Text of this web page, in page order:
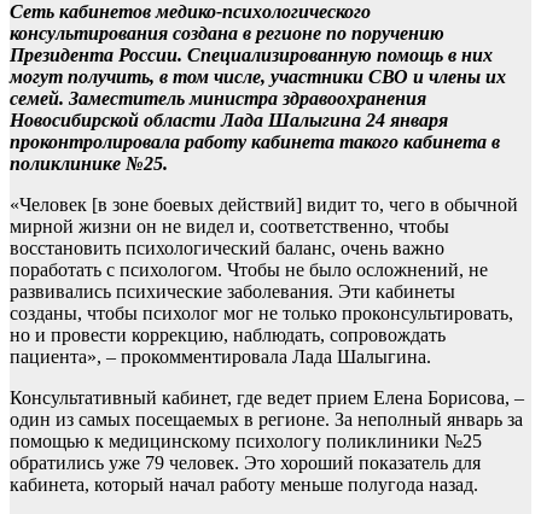
Сеть кабинетов медико-психологического
консультирования создана в регионе по поручению
Президента России. Специализированную помощь в них
могут получить, в том числе, участники СВО и члены их
семей. Заместитель министра здравоохранения
Новосибирской области Лада Шалыгина 24 января
проконтролировала работу кабинета такого кабинета в
поликлинике №25.
«Человек [в зоне боевых действий] видит то, чего в обычной
мирной жизни он не видел и, соответственно, чтобы
восстановить психологический баланс, очень важно
поработать с психологом. Чтобы не было осложнений, не
развивались психические заболевания. Эти кабинеты
созданы, чтобы психолог мог не только проконсультировать,
но и провести коррекцию, наблюдать, сопровождать
пациента», – прокомментировала Лада Шалыгина.
Консультативный кабинет, где ведет прием Елена Борисова, –
один из самых посещаемых в регионе. За неполный январь за
помощью к медицинскому психологу поликлиники №25
обратились уже 79 человек. Это хороший показатель для
кабинета, который начал работу меньше полугода назад.